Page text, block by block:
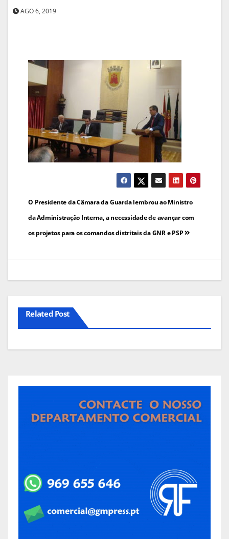
AGO 6, 2019
Navegação
de
artigos
O Presidente da Câmara da Guarda lembrou ao Ministro
da Administração Interna, a necessidade de avançar com
os projetos para os comandos distritais da GNR e PSP
Related Post